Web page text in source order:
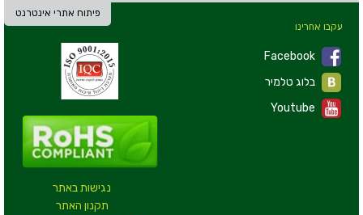
פיתוח אתרי אינטרנט
נגישות באתר
תקנון האתר
עקבו אחרינו
Facebook
Youtube